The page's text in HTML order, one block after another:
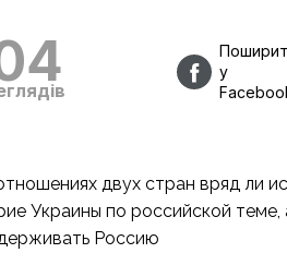
у
двух стран вряд ли
Украины по российской
Россию